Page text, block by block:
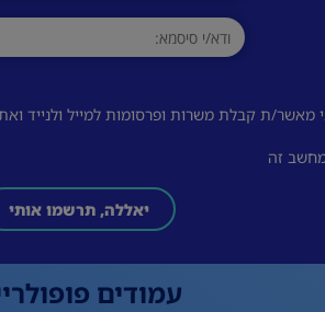
מאשר/ת קבלת משרות ופרסומות למייל ולנייד
זה
יאללה, תרשמו אותי
עמודים